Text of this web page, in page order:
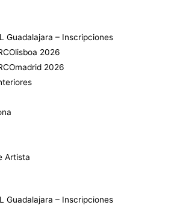
Guadalajara – Inscripciones
2026
2026
Artista
Guadalajara – Inscripciones